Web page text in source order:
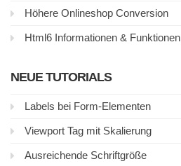
Höhere Onlineshop Conversion
Html6 Informationen & Funktionen
NEUE TUTORIALS
Labels bei Form-Elementen
Viewport Tag mit Skalierung
Ausreichende Schriftgröße